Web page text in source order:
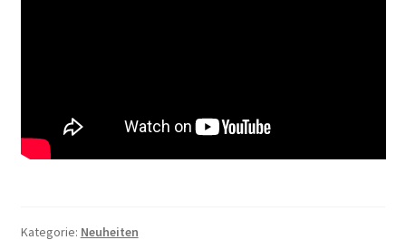
Kategorie: Neuheiten